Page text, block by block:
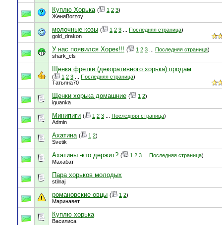
Куплю Хорька ( 1 2 3)
ЖеняBorzoy
молочные козы ( 1 2 3 Последняя страница)
gold_drakon
У нас появился Хорек!!! ( 1 2 3 Последняя страница)
shark_cls
Щенка фретки (декоративного хорька) продам
( 1 2 3 Последняя страница)
Татьяна70
Щенки хорька домашние ( 1 2)
iguanka
Минипиги ( 1 2 3 Последняя страница)
Admin
Ахатина ( 1 2)
Svetik
Ахатины -кто держит? ( 1 2 3 Последняя страница)
Махабат
Пара хорьков молодых
stilnaj
романовские овцы ( 1 2)
Маринавет
Куплю хорька
Василиса